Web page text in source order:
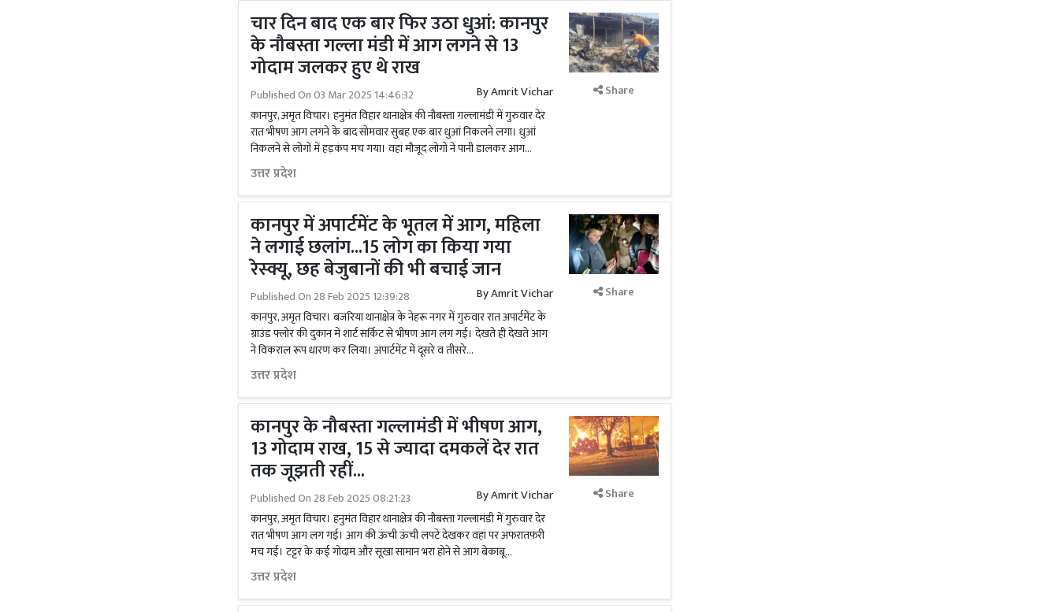
चार दिन बाद एक बार फिर उठा धुआं: कानपुर
के नौबस्ता गल्ला मंडी में आग लगने से 13
गोदाम जलकर हुए थे राख
Published On03 Mar 2025 14:46:32 ByAmrit Vichar
कानपुर, अमृत विचार। हनुमंत विहार थानाक्षेत्र की नौबस्ता गल्लामंडी में गुरुवार देर
रात भीषण आग लगने के बाद सोमवार सुबह एक बार धुआं निकलने लगा। धुआं
निकलने से लोगों में हड़कंप मच गया। वहां मौजूद लोगों ने पानी डालकर आग...
उत्तर प्रदेश
Share
कानपुर में अपार्टमेंट के भूतल में आग, महिला
ने लगाई छलांग...15 लोग का किया गया
रेस्क्यू, छह बेजुबानों की भी बचाई जान
Published On 28 Feb 2025 12:39:28 ByAmrit Vichar
कानपुर, अमृत विचार। बजरिया थानाक्षेत्र के नेहरू नगर में गुरुवार रात अपार्टमेंट के
ग्राउंड फ्लोर की दुकान में शार्ट सर्किट से भीषण आग लग गई। देखते ही देखते आग
ने विकराल रूप धारण कर लिया। अपार्टमेंट में दूसरे व तीसरे...
उत्तर प्रदेश
Share
कानपुर के नौबस्ता गल्लामंडी में भीषण आग,
13 गोदाम राख, 15 से ज्यादा दमकलें देर रात
तक जूझती रहीं...
Published On 28 Feb 2025 08:21:23 ByAmrit Vichar
कानपुर, अमृत विचार। हनुमंत विहार थानाक्षेत्र की नौबस्ता गल्लामंडी में गुरुवार देर
रात भीषण आग लग गई। आग की ऊंची ऊंची लपटे देखकर वहां पर अफरातफरी
मच गई। टट्टर के कई गोदाम और सूखा सामान भरा होने से आग बेकाबू...
उत्तर प्रदेश
Share